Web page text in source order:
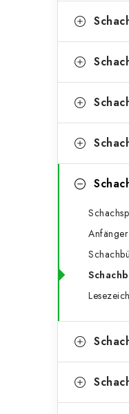
t
e
l
e
e
o
i
Anfänger